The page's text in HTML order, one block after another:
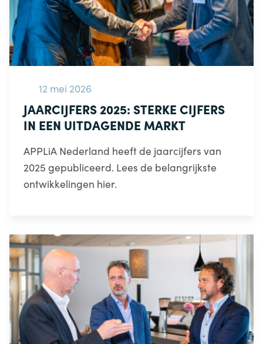
12 mei 2026
JAARCIJFERS 2025: STERKE CIJFERS
IN EEN UITDAGENDE MARKT
APPLiA Nederland heeft de jaarcijfers van
2025 gepubliceerd. Lees de belangrijkste
ontwikkelingen hier.